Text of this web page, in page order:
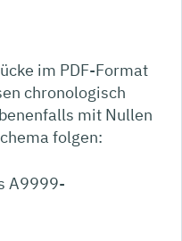
im PDF-Format
chronologisch
mit Nullen
folgen:
A9999-